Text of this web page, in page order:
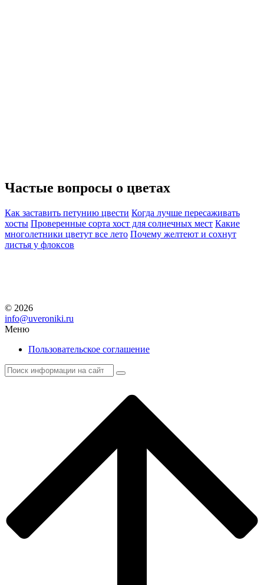
Частые вопросы о цветах
Как заставить петунию цвести Когда лучше пересаживать
хосты Проверенные сорта хост для солнечных мест Какие
многолетники цветут все лето Почему желтеют и сохнут
листья у флоксов
© 2026
info@uveroniki.ru
Меню
Пользовательское соглашение